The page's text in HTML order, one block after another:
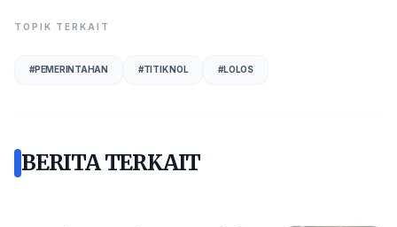
TOPIK TERKAIT
#PEMERINTAHAN #TITIK NOL #LOLOS
BERITA TERKAIT